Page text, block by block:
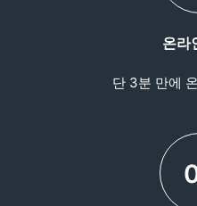
온라
단 3분 만에